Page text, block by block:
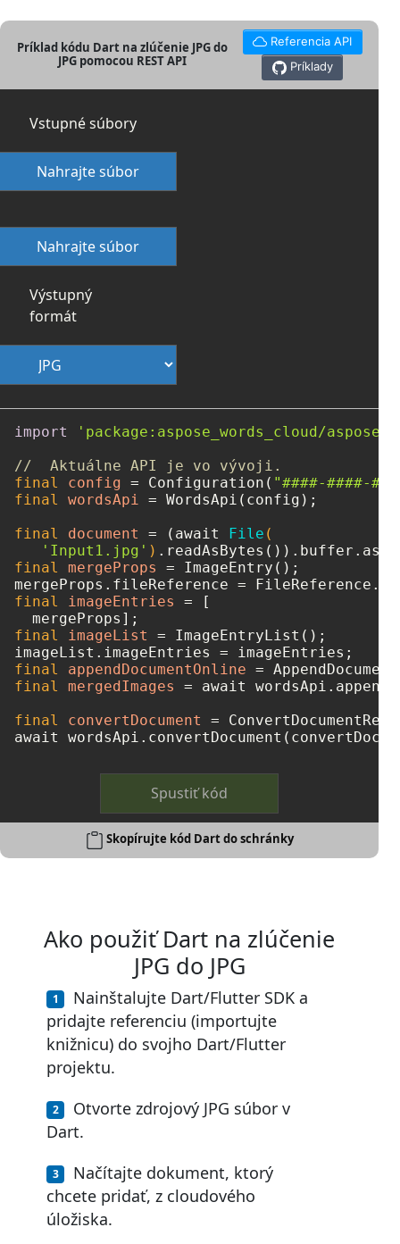
Príklad kódu Dart na zlúčenie JPG do
JPG pomocou REST API
Referencia API
Príklady
Vstupné súbory
Nahrajte súbor
Nahrajte súbor
Výstupný
formát
import
'package:aspose_words_cloud/
//  Aktuálne API je vo vývoji.
final
config = Configuration( "####-####-
final
wordsApi = WordsApi(config);
final
document = (await File (
'Input1.jpg' )
final
mergeProps = ImageEntry();
mergeProps.fileReference =
final
imageEntries = [
final
imageList = ImageEntryList();
final
appendDocumentOnline =
final
mergedImages = await
final
convertDocument =
Spustiť kód
Skopírujte kód Dart do schránky
Ako použiť Dart na zlúčenie
JPG do JPG
Nainštalujte Dart/Flutter SDK a
pridajte referenciu (importujte
knižnicu) do svojho Dart/Flutter
projektu.
Otvorte zdrojový JPG súbor v
Dart.
Načítajte dokument, ktorý
chcete pridať, z cloudového
úložiska.